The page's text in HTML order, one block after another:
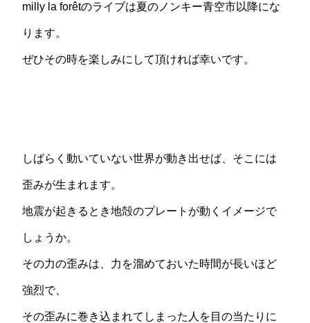
milly la forêtのライブは夏のノンキー青空市以降にな
ります。
ぜひその時を楽しみにして頂ければ幸いです。
しばらく動いていない世界が動き出せば、そこには
歪みが生まれます。
地震が起きるとき地殻のプレートが動くイメージで
しょうか。
その力の歪みは、力を溜めておいた時間が長いほど
強烈で、
その歪みに巻き込まれてしまった人を目の当たりに